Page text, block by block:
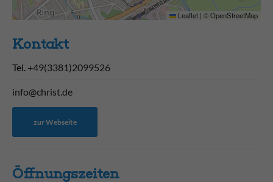
Leaflet | ©OpenStreetMap
Kontakt
Tel. +49(3381)2099526
info@christ.de
zur Webseite
Öffnungs­zeiten